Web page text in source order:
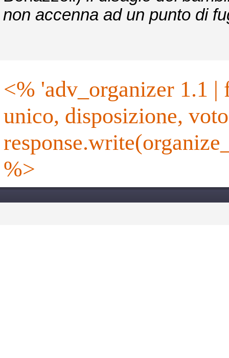
non accenna ad un punto di
<% 'adv_organizer 1.1 | formato, categoria, base, altezza,
unico, disposizione,
%>